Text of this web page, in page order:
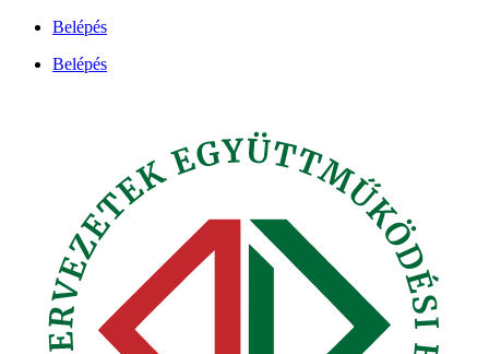
Ugrás
tartalomhoz
Belépés
Belépés